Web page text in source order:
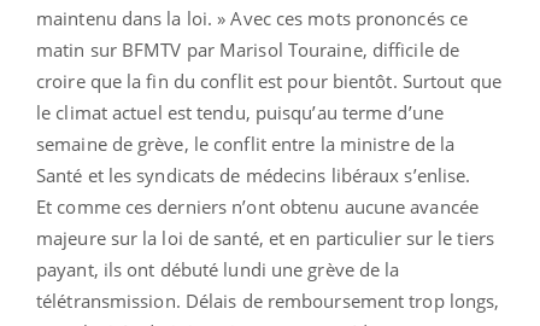
maintenu dans la loi. » Avec ces mots prononcés ce
matin sur BFMTV par Marisol Touraine, difficile de
croire que la fin du conflit est pour bientôt. Surtout que
le climat actuel est tendu, puisqu’au terme d’une
semaine de grève, le conflit entre la ministre de la
Santé et les syndicats de médecins libéraux s’enlise.
Et comme ces derniers n’ont obtenu aucune avancée
majeure sur la loi de santé, et en particulier sur le tiers
payant, ils ont débuté lundi une grève de la
télétransmission. Délais de remboursement trop longs,